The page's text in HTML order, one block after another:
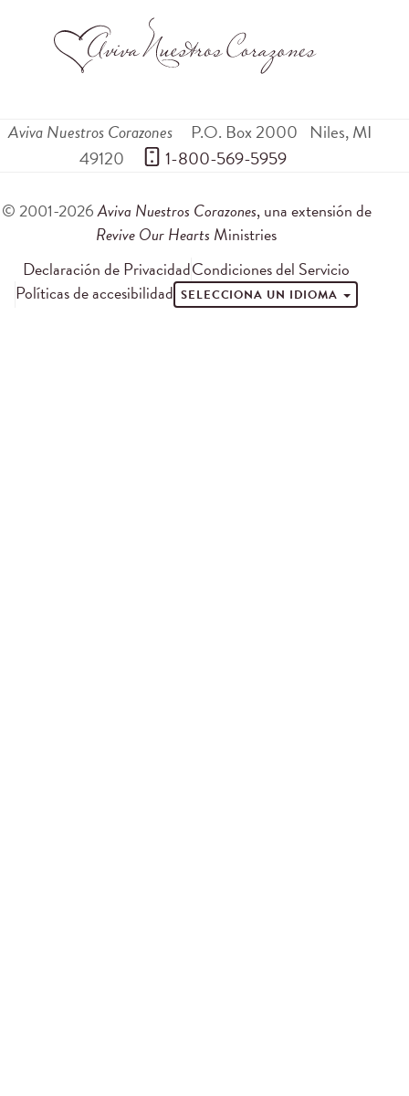
Aviva Nuestros Corazones P.O. Box 2000 Niles,MI
49120
1-800-569-5959
© 2001-2026Aviva Nuestros Corazones, una extensión de
Revive Our Hearts Ministries
Declaración de PrivacidadCondiciones del Servicio
Políticas de accesibilidad SELECCIONA UN IDIOMA